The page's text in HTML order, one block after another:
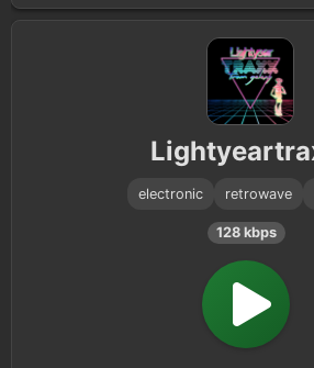
electronic retrowave
128 kbps